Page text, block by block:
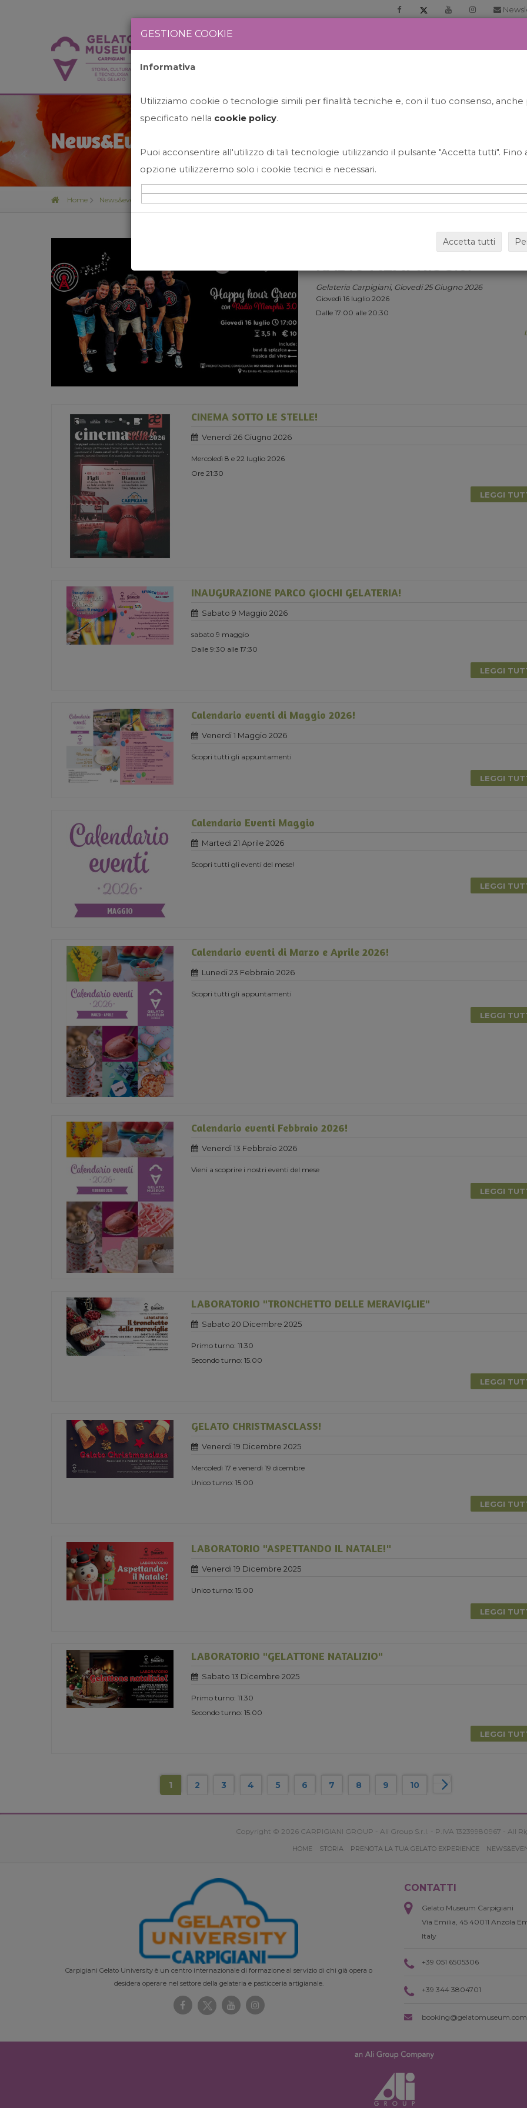
News&Events
Home News&events
HAPPY HOUR GRECO CON
RADIO MEMPHIS 3.0.
Gelateria Carpigiani, Giovedi 25 Giugno 2026
Giovedì 16 luglio 2026
Dalle 17:00 alle 20:30
CINEMA SOTTO LE STELLE!
Venerdi 26 Giugno 2026
Mercoledì 8 e 22 luglio 2026
Ore 21:30
LEGGI
INAUGURAZIONE PARCO GIOCHI GELATERIA!
Sabato 9 Maggio 2026
sabato 9 maggio
Dalle 9:30 alle 17:30
LEGGI
Calendario eventi di Maggio 2026!
Venerdi 1 Maggio 2026
Scopri tutti gli appuntamenti
LEGGI
Calendario Eventi Maggio
Martedi 21 Aprile 2026
Scopri tutti gli eventi del mese!
LEGGI
Calendario eventi di Marzo e Aprile 2026!
Lunedi 23 Febbraio 2026
Scopri tutti gli appuntamenti
LEGGI
Calendario eventi Febbraio 2026!
Venerdi 13 Febbraio 2026
Vieni a scoprire i nostri eventi del mese
LEGGI
LABORATORIO "TRONCHETTO DELLE MERAVIGLIE"
Sabato 20 Dicembre 2025
Primo turno: 11.30
Secondo turno: 15.00
LEGGI
GELATO CHRISTMASCLASS!
Venerdi 19 Dicembre 2025
Mercoledì 17 e venerdì 19 dicembre
Unico turno: 15.00
LEGGI
LABORATORIO "ASPETTANDO IL NATALE!"
Venerdi 19 Dicembre 2025
Unico turno: 15.00
LEGGI
LABORATORIO "GELATTONE NATALIZIO"
Sabato 13 Dicembre 2025
Primo turno: 11.30
Secondo turno: 15.00
LEGGI
1 2 3 4 5 6 7 8 9 10
Copyright © 2026 CARPIGIANI GROUP - Ali Group S.r.l. - P.IVA 13239980967 - All
HOME STORIA PRENOTA LA TUA GELATO EXPERIENCE
Carpigiani Gelato University è un centro internazionale di formazione al servizio di chi già opera o
desidera operare nel settore della gelateria e pasticceria artigianale.
CONTATTI
Gelato Museum Carpigiani
Via Emilia, 45 40011 Anzola
Italy
+39 051 6505306
+39 344 3804701
booking@gelatomuseum.com
GESTIONE COOKIE
Informativa
Utilizziamo cookie o tecnologie simili per finalità tecniche e, con il tuo consenso,
specificato nella cookie policy.
Puoi acconsentire all'utilizzo di tali tecnologie utilizzando il pulsante "Accetta tutti". Fino
opzione utilizzeremo solo i cookie tecnici e necessari.
Accetta tutti